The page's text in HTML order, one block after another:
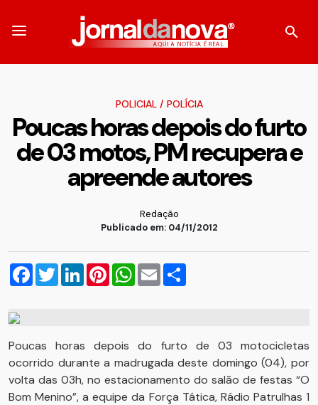
POLICIAL/ POLÍCIA
Poucas horas depois do furto
de 03 motos, PM recupera e
apreende autores
Redação
Publicado em: 04/11/2012
Facebook
TwitterLinkedInPinterestWhatsApp
Email
Poucas horas depois do furto de 03 motocicletas
ocorrido durante a madrugada deste domingo (04), por
volta das 03h, no estacionamento do salão de festas “O
Bom Menino”, a equipe da Força Tática, Rádio Patrulhas 1